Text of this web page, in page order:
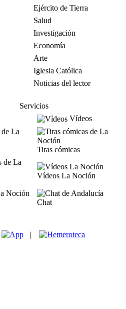
Ejército de Tierra
Salud
Investigación
Economía
Arte
Iglesia Católica
Noticias del lector
Servicios
Vídeos
Tiras cómicas
Vídeos La Noción
Chat
|